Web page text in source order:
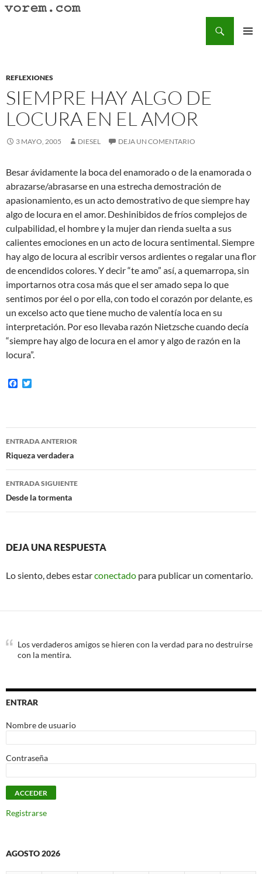
Saltar
REFLEXIONES
SIEMPRE HAY ALGO DE
LOCURA EN EL AMOR
3 MAYO, 2005 DIESEL DEJA UN COMENTARIO
Besar ávidamente la boca del enamorado o de la enamorada o
abrazarse/abrasarse en una estrecha demostración de
apasionamiento, es un acto demostrativo de que siempre hay
algo de locura en el amor. Deshinibidos de fríos complejos de
culpabilidad, el hombre y la mujer dan rienda suelta a sus
calientes emociones en un acto de locura sentimental. Siempre
hay algo de locura al escribir versos ardientes o regalar una flor
de encendidos colores. Y decir “te amo” así, a quemarropa, sin
importarnos otra cosa más que el ser amado sepa lo que
sentimos por éel o por ella, con todo el corazón por delante, es
un excelso acto que tiene mucho de valentía loca en su
interpretación. Por eso llevaba razón Nietzsche cuando decía
“siempre hay algo de locura en el amor y algo de razón en la
locura”.
F
o
o
e
r
Navegación
de
entradas
ENTRADA ANTERIOR
Riqueza verdadera
ENTRADA SIGUIENTE
Desde la tormenta
DEJA UNA RESPUESTA
Lo siento, debes estarconectado para publicar un comentario.
Los verdaderos amigos se hieren con la verdad para no destruirse
con la mentira.
ENTRAR
Nombre de usuario
Contraseña
Registrarse
AGOSTO 2026